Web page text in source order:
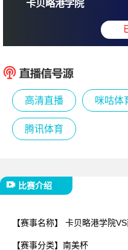
卡贝略港学院
高清直播 咪咕体
腾讯体育
比赛介绍
【赛事名称】 卡贝略港学院
【赛事分类】 南美杯